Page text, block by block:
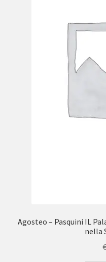
Agosteo – Pasquini IL
nella
€